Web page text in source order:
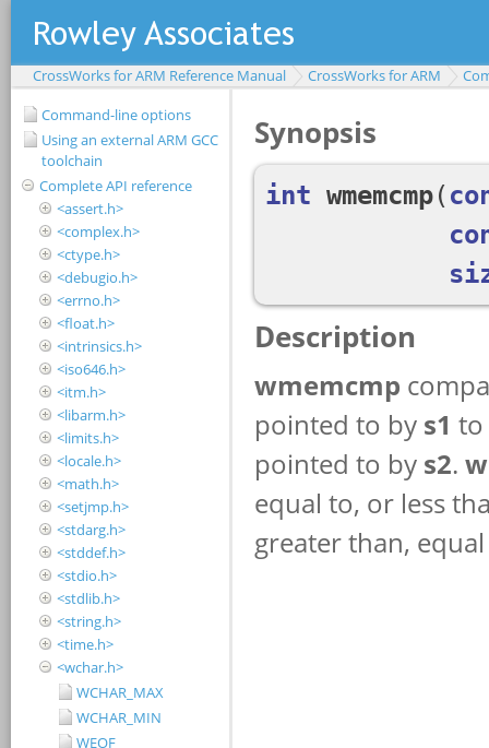
CrossWorks for ARM Reference Manual CrossWorks for ARM
Command-line options
Using an external ARM GCC
toolchain
Complete API reference
<assert.h>
<complex.h>
<ctype.h>
<debugio.h>
<errno.h>
<float.h>
<intrinsics.h>
<iso646.h>
<itm.h>
<libarm.h>
<limits.h>
<locale.h>
<math.h>
<setjmp.h>
<stdarg.h>
<stddef.h>
<stdio.h>
<stdlib.h>
<string.h>
<time.h>
<wchar.h>
WCHAR_MAX
WCHAR_MIN
WEOF